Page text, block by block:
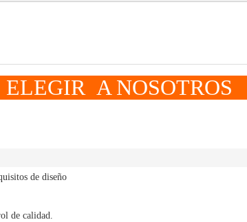
A NOSOTROS
de diseño
de calidad.